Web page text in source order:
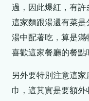
過，因此爆紅，有許
這家麵跟湯還有菜
湯中配著吃，算是
喜歡這家餐廳的餐點
另外要特別注意這
巾，這其實是要額